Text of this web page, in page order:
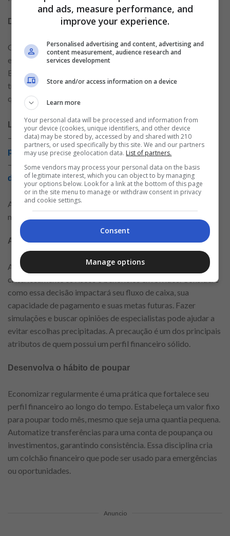
Diversifique suas fontes de renda
Contar com apenas uma fonte de renda pode ser arriscado,
especialmente em momentos de instabilidade econômica.
Busque alternativas para complementar seus ganhos, como
trabalhos freelances, pequenos negócios ou investimentos
que gerem renda passiva.
Leia mais conteúdos relacionados:
–
Como organizar suas finanças com um empréstimo
pessoal
–
Quais são as principais modalidades de empréstimo
disponíveis no mercado
A diversificação aumenta sua segurança financeira e oferece
maior flexibilidade para lidar com imprevistos.
Avalie suas decisões com cuidado
Antes de assumir um novo compromisso financeiro, avalie
criteriosamente os riscos e benefícios envolvidos. Considere
como essa decisão impactará seu fluxo de caixa, sua
capacidade de pagamento e suas metas futuras. Fazer
simulações e buscar opiniões de especialistas pode ajudar a
evitar escolhas precipitadas. A precaução é um dos principais
atributos de quem possui um perfil financeiro sólido.
Desenvolva o hábito de poupar
Economizar regularmente é uma prática que fortalece seu
perfil financeiro ao longo do tempo. Estabeleça um valor fixo
para poupar todo mês, mesmo que seja uma quantia pequena.
Automatize transferências para uma conta de poupança ou
investimentos, garantindo consistência. Essa disciplina cria
um colchão financeiro que pode ser usado para emergências
ou oportunidades.
Anuncio
and ads, measure performance, and
improve your experience.
Personalised advertising and content, advertising and
content measurement, audience research and
services development
Store and/or access information on a device
Learn more
Your personal data will be processed and information from
your device (cookies, unique identifiers, and other device
data) may be stored by, accessed by and shared with 210
partners, or used specifically by this site. We and our partners
may use precise geolocation data. List of partners.
Some vendors may process your personal data on the basis
of legitimate interest, which you can object to by managing
your options below. Look for a link at the bottom of this page
or in the site menu to manage or withdraw consent in privacy
and cookie settings.
Consent
Manage options